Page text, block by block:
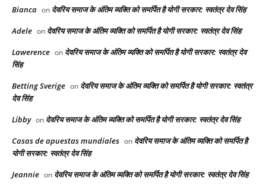
Bianca on देवरिय समाज के अंतिम व्यक्ति को समर्पित है योगी सरकार: स्वतंत्र देव सिंह
Adele on देवरिय समाज के अंतिम व्यक्ति को समर्पित है योगी सरकार: स्वतंत्र देव सिंह
Lawerence on देवरिय समाज के अंतिम व्यक्ति को समर्पित है योगी सरकार: स्वतंत्र देव
सिंह
Betting Sverige on देवरिय समाज के अंतिम व्यक्ति को समर्पित है योगी सरकार: स्वतंत्र
देव सिंह
Libby on देवरिय समाज के अंतिम व्यक्ति को समर्पित है योगी सरकार: स्वतंत्र देव सिंह
Casas de apuestas mundiales on देवरिय समाज के अंतिम व्यक्ति को समर्पित है
योगी सरकार: स्वतंत्र देव सिंह
Jeannie on देवरिय समाज के अंतिम व्यक्ति को समर्पित है योगी सरकार: स्वतंत्र देव सिंह